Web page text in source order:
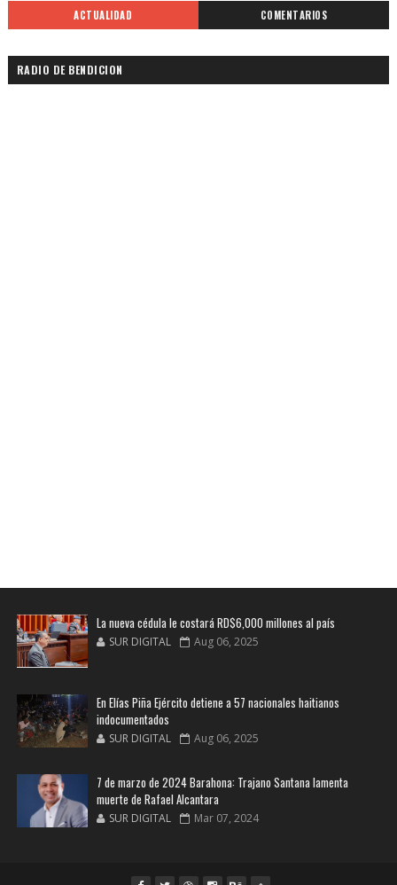
ACTUALIDAD COMENTARIOS
RADIO DE BENDICION
La nueva cédula le costará RD$6,000 millones al país
SUR DIGITAL Aug 06, 2025
En Elías Piña Ejército detiene a 57 nacionales haitianos
indocumentados
SUR DIGITAL Aug 06, 2025
7 de marzo de 2024 Barahona: Trajano Santana lamenta
muerte de Rafael Alcantara
SUR DIGITAL Mar 07, 2024